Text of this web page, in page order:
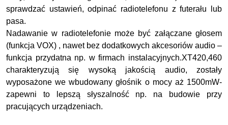
sprawdzać ustawień, odpinać radiotelefonu z futerału lub
pasa.
Nadawanie w radiotelefonie może być załączane głosem
(funkcja VOX) , nawet bez dodatkowych akcesoriów audio –
funkcja przydatna np. w firmach instalacyjnych.XT420,460
charakteryzują się wysoką jakością audio, zostały
wyposażone we wbudowany głośnik o mocy aż 1500mW-
zapewni to lepszą słyszalność np. na budowie przy
pracujących urządzeniach.